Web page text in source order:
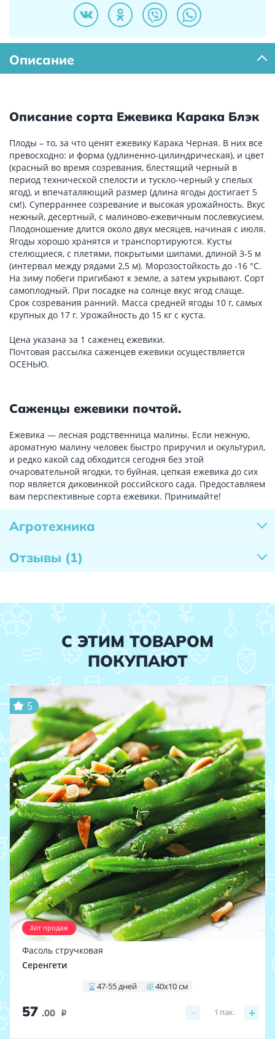
Описание
Описание сорта Ежевика Карака Блэк
Плоды – то, за что ценят ежевику Карака Черная. В них все
превосходно: и форма (удлиненно-цилиндрическая), и цвет
(красный во время созревания, блестящий черный в
период технической спелости и тускло-черный у спелых
ягод), и впечаталяющий размер (длина ягоды достигает 5
см!). Суперраннее созревание и высокая урожайность. Вкус
нежный, десертный, с малиново-ежевичным послевкусием.
Плодоношение длится около двух месяцев, начиная с июля.
Ягоды хорошо хранятся и транспортируются. Кусты
стелющиеся, с плетями, покрытыми шипами, длиной 3-5 м
(интервал между рядами 2,5 м). Морозостойкость до -16 °С.
На зиму побеги пригибают к земле, а затем укрывают. Сорт
самоплодный. При посадке на солнце вкус ягод слаще.
Срок созревания ранний. Масса средней ягоды 10 г, самых
крупных до 17 г. Урожайность до 15 кг с куста.
Цена указана за 1 саженец ежевики.
Почтовая рассылка саженцев ежевики осуществляется
ОСЕНЬЮ.
Саженцы ежевики почтой.
Ежевика — лесная родственница малины. Если нежную,
ароматную малину человек быстро приручил и окультурил,
и редко какой сад обходится сегодня без этой
очаровательной ягодки, то буйная, цепкая ежевика до сих
пор является диковинкой российского сада. Предоставляем
вам перспективные сорта ежевики. Принимайте!
Агротехника
Отзывы (1)
С ЭТИМ ТОВАРОМ
ПОКУПАЮТ
Хит продаж
5
Фасоль стручковая
Серенгети
47-55 дней 40х10 см
57 .00 i − +
1 пак.